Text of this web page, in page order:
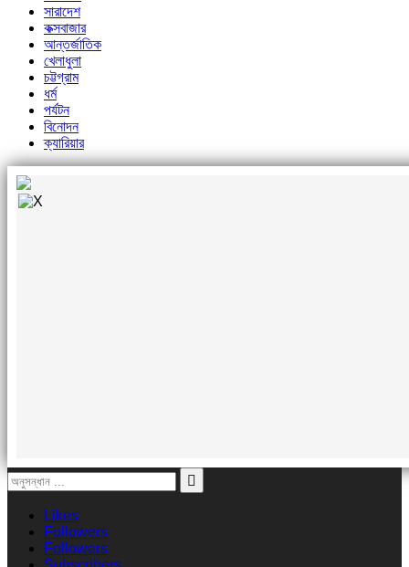
সারাদেশ
কক্সবাজার
আন্তর্জাতিক
খেলাধুলা
চট্টগ্রাম
ধর্ম
পর্যটন
বিনোদন
ক্যারিয়ার
Likes
Followers
Followers